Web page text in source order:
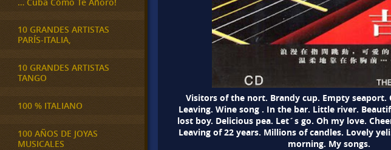
Visitors of the nort. Brandy cup. Empty seaport.
Leaving. Wine song . In the bar. Little river.
lost boy. Delicious pea. Let´s go. Oh my love.
Leaving of 22 years. Millions of candles. Lovely
morning. My songs.
10 GRANDES ARTISTAS
PARÍS-ITALIA,
10 GRANDES ARTISTAS
TANGO
100 % ITALIANO
100 AÑOS DE JOYAS
MUSICALES